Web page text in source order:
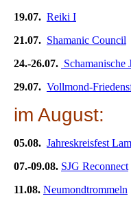
19.07. Reiki I
21.07. Shamanic Council
24.-26.07. Schamanische
29.07. Vollmond-
im August:
05.08. Jahreskreisfest
07.-09.08. SJG Reconnect
11.08. Neumondtrommeln